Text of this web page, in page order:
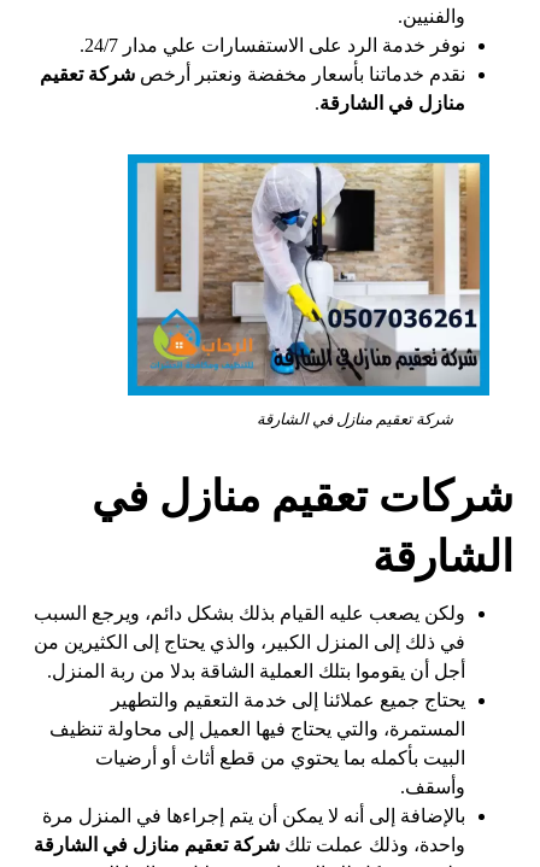
والفنيين.
نوفر خدمة الرد على الاستفسارات علي مدار 24/7.
نقدم خدماتنا بأسعار مخفضة ونعتبر أرخصشركة تعقيم
منازل في الشارقة.
شركة تعقيم منازل في الشارقة
شركات تعقيم منازل في
الشارقة
ولكن يصعب عليه القيام بذلك بشكل دائم، ويرجع السبب
في ذلك إلى المنزل الكبير، والذي يحتاج إلى الكثيرين من
أجل أن يقوموا بتلك العملية الشاقة بدلا من ربة المنزل.
يحتاج جميع عملائنا إلى خدمة التعقيم والتطهير
المستمرة، والتي يحتاج فيها العميل إلى محاولة تنظيف
البيت بأكمله بما يحتوي من قطع أثاث أو أرضيات
وأسقف.
بالإضافة إلى أنه لا يمكن أن يتم إجراءها في المنزل مرة
واحدة، وذلك عملت تلكشركة تعقيم منازل في الشارقة